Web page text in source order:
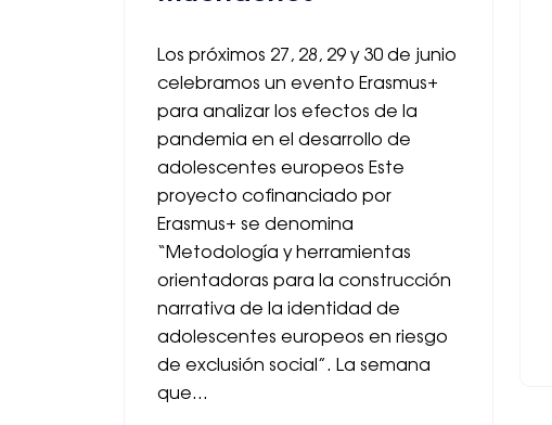
Los próximos 27, 28, 29 y 30 de junio
celebramos un evento Erasmus+
para analizar los efectos de la
pandemia en el desarrollo de
adolescentes europeos Este
proyecto cofinanciado por
Erasmus+ se denomina
“Metodología y herramientas
orientadoras para la construcción
narrativa de la identidad de
adolescentes europeos en riesgo
de exclusión social”. La semana
que…